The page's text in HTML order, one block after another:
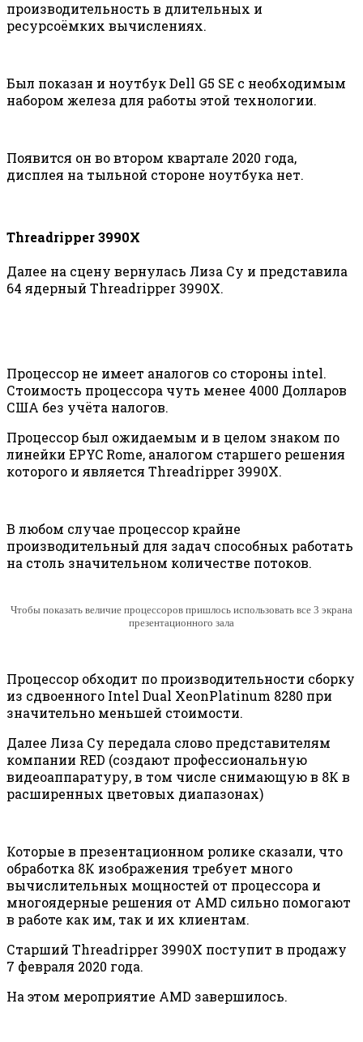
производительность в длительных и
ресурсоёмких вычислениях.
Был показан и ноутбук Dell G5 SE с необходимым
набором железа для работы этой технологии.
Появится он во втором квартале 2020 года,
дисплея на тыльной стороне ноутбука нет.
Threadripper 3990X
Далее на сцену вернулась Лиза Су и представила
64 ядерный Threadripper 3990X.
Процессор не имеет аналогов со стороны intel.
Стоимость процессора чуть менее 4000 Долларов
США без учёта налогов.
Процессор был ожидаемым и в целом знаком по
линейки EPYC Rome, аналогом старшего решения
которого и является Threadripper 3990X.
В любом случае процессор крайне
производительный для задач способных работать
на столь значительном количестве потоков.
Чтобы показать величие процессоров пришлось использовать все 3 экрана
презентационного зала
Процессор обходит по производительности сборку
из сдвоенного Intel Dual XeonPlatinum 8280 при
значительно меньшей стоимости.
Далее Лиза Су передала слово представителям
компании RED (создают профессиональную
видеоаппаратуру, в том числе снимающую в 8К в
расширенных цветовых диапазонах)
Которые в презентационном ролике сказали, что
обработка 8К изображения требует много
вычислительных мощностей от процессора и
многоядерные решения от AMD сильно помогают
в работе как им, так и их клиентам.
Старший Threadripper 3990X поступит в продажу
7 февраля 2020 года.
На этом мероприятие AMD завершилось.